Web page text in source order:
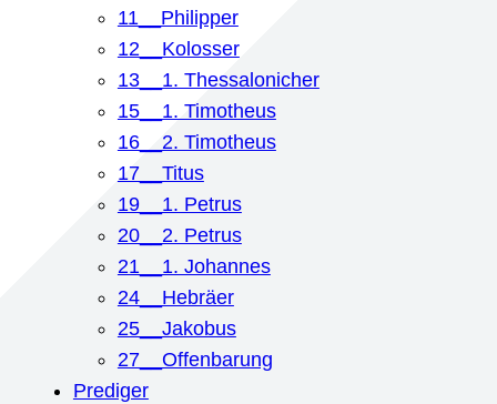
11__Philipper
12__Kolosser
13__1. Thessalonicher
15__1. Timotheus
16__2. Timotheus
17__Titus
19__1. Petrus
20__2. Petrus
21__1. Johannes
24__Hebräer
25__Jakobus
27__Offenbarung
Prediger